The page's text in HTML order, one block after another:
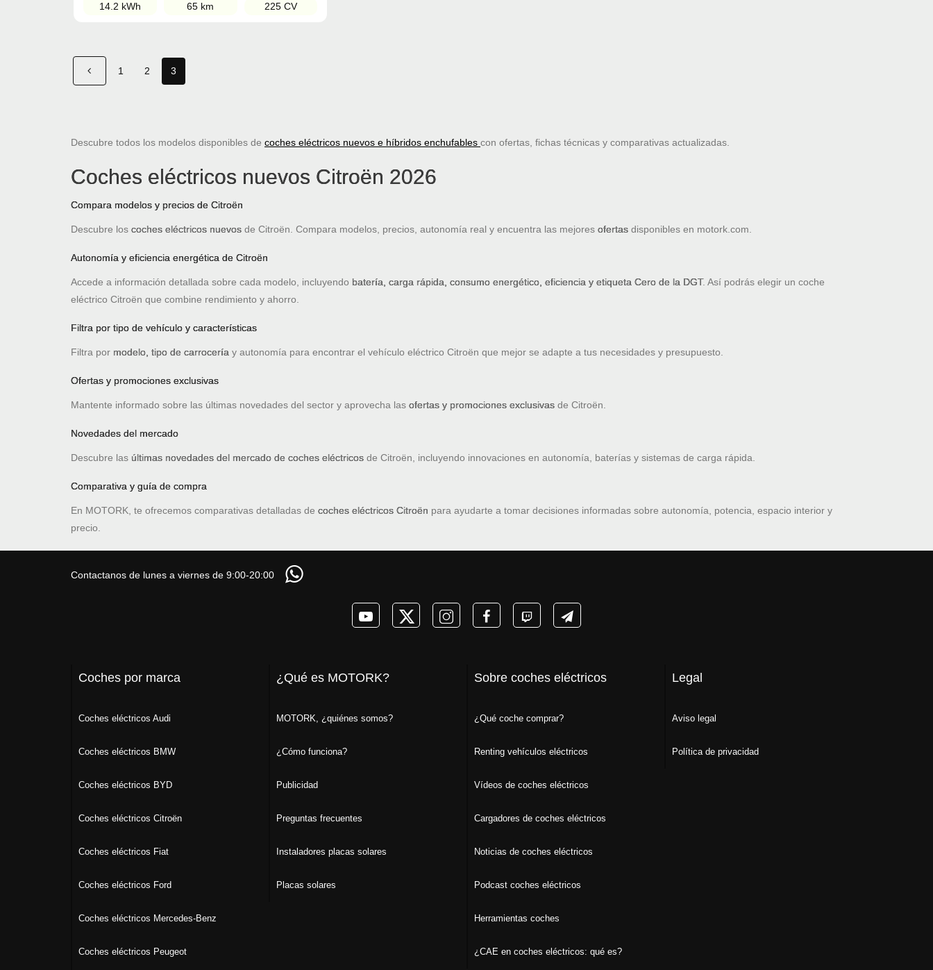
14.2 kWh 65 km 225 CV
1 2 3
Descubre todos los modelos disponibles de coches eléctricos nuevos e híbridos enchufables con ofertas, fichas técnicas y comparativas actualizadas.
Coches eléctricos nuevos Citroën 2026
Compara modelos y precios de Citroën
Descubre los coches eléctricos nuevos de Citroën. Compara modelos, precios, autonomía real y encuentra las mejores ofertas disponibles en motork.com.
Autonomía y eficiencia energética de Citroën
Accede a información detallada sobre cada modelo, incluyendo batería, carga rápida, consumo energético, eficiencia y etiqueta Cero de la DGT. Así podrás elegir un coche
eléctrico Citroën que combine rendimiento y ahorro.
Filtra por tipo de vehículo y características
Filtra por modelo, tipo de carrocería y autonomía para encontrar el vehículo eléctrico Citroën que mejor se adapte a tus necesidades y presupuesto.
Ofertas y promociones exclusivas
Mantente informado sobre las últimas novedades del sector y aprovecha las ofertas y promociones exclusivas de Citroën.
Novedades del mercado
Descubre las últimas novedades del mercado de coches eléctricos de Citroën, incluyendo innovaciones en autonomía, baterías y sistemas de carga rápida.
Comparativa y guía de compra
En MOTORK, te ofrecemos comparativas detalladas de coches eléctricos Citroën para ayudarte a tomar decisiones informadas sobre autonomía, potencia, espacio interior y
precio.
Contactanos de lunes a viernes de 9:00-20:00
Coches por marca
Coches eléctricos Audi
Coches eléctricos BMW
Coches eléctricos BYD
Coches eléctricos Citroën
Coches eléctricos Fiat
Coches eléctricos Ford
Coches eléctricos Mercedes-Benz
Coches eléctricos Peugeot
¿Qué es MOTORK?
MOTORK, ¿quiénes somos?
¿Cómo funciona?
Publicidad
Preguntas frecuentes
Instaladores placas solares
Placas solares
Sobre coches eléctricos
¿Qué coche comprar?
Renting vehículos eléctricos
Vídeos de coches eléctricos
Cargadores de coches eléctricos
Noticias de coches eléctricos
Podcast coches eléctricos
Herramientas coches
¿CAE en coches eléctricos: qué es?
Legal
Aviso legal
Política de privacidad